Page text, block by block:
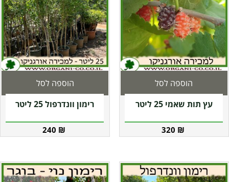
עץ תות שאמי 25 ליטר
320 ₪
הוספה לסל
רימון וונדרפול 25 ליטר
240 ₪
הוספה לסל